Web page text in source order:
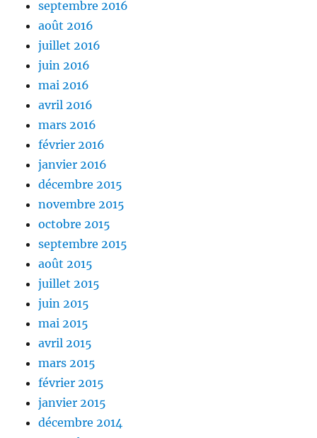
septembre 2016
août 2016
juillet 2016
juin 2016
mai 2016
avril 2016
mars 2016
février 2016
janvier 2016
décembre 2015
novembre 2015
octobre 2015
septembre 2015
août 2015
juillet 2015
juin 2015
mai 2015
avril 2015
mars 2015
février 2015
janvier 2015
décembre 2014